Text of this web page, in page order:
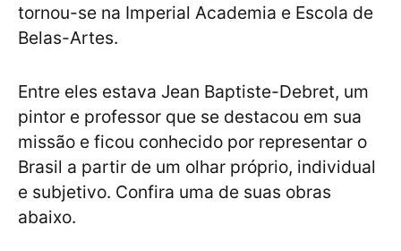
tornou-se na Imperial Academia e Escola de
Belas-Artes.
Entre eles estava Jean Baptiste-Debret, um
pintor e professor que se destacou em sua
missão e ficou conhecido por representar o
Brasil a partir de um olhar próprio, individual
e subjetivo. Confira uma de suas obras
abaixo.